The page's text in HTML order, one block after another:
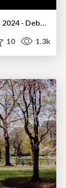
Chrome DevTools: State of the Union 2024 - Debugging React & Beyond
10 1.3k